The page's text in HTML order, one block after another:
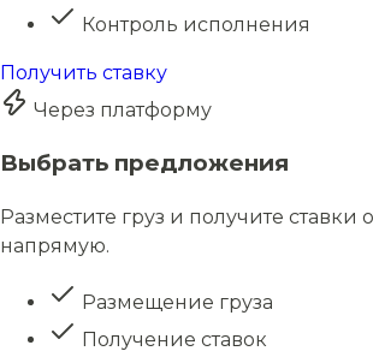
Контроль исполнения
Получить ставку
Через платформу
Выбрать предложения
Разместите груз и получите ставки
напрямую.
Размещение груза
Получение ставок